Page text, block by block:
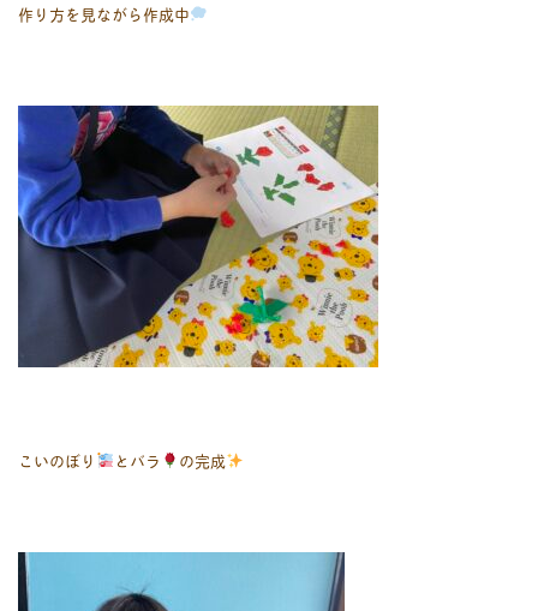
作り方を見ながら作成中
こいのぼり とバラ の完成